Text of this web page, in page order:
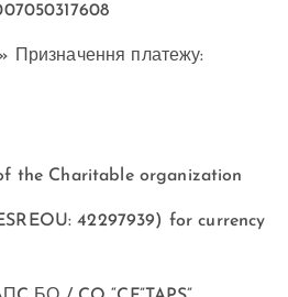
платежу:
the Charitable organization
42297939) for currency